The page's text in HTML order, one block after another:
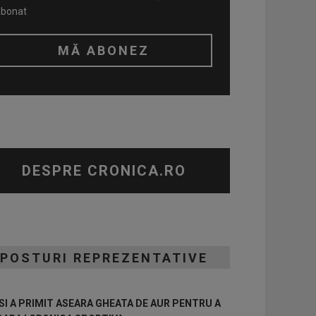
DESPRE CRONICA.RO
POSTURI REPREZENTATIVE
A PRIMIT ASEARA GHEATA DE AUR PENTRU A